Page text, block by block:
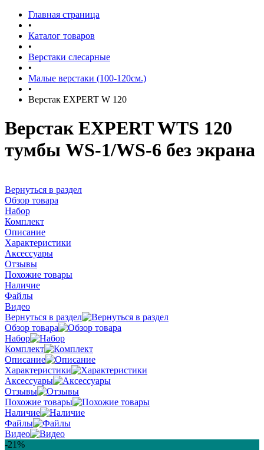
Главная страница
•
Каталог товаров
•
Верстаки слесарные
•
Малые верстаки (100-120см.)
•
Верстак EXPERT W 120
Верстак EXPERT WTS 120
тумбы WS-1/WS-6 без экрана
Вернуться в раздел
Обзор товара
Набор
Комплект
Описание
Характеристики
Аксессуары
Отзывы
Похожие товары
Наличие
Файлы
Видео
Вернуться в раздел
Обзор товара
Набор
Комплект
Описание
Характеристики
Аксессуары
Отзывы
Похожие товары
Наличие
Файлы
Видео
-21%